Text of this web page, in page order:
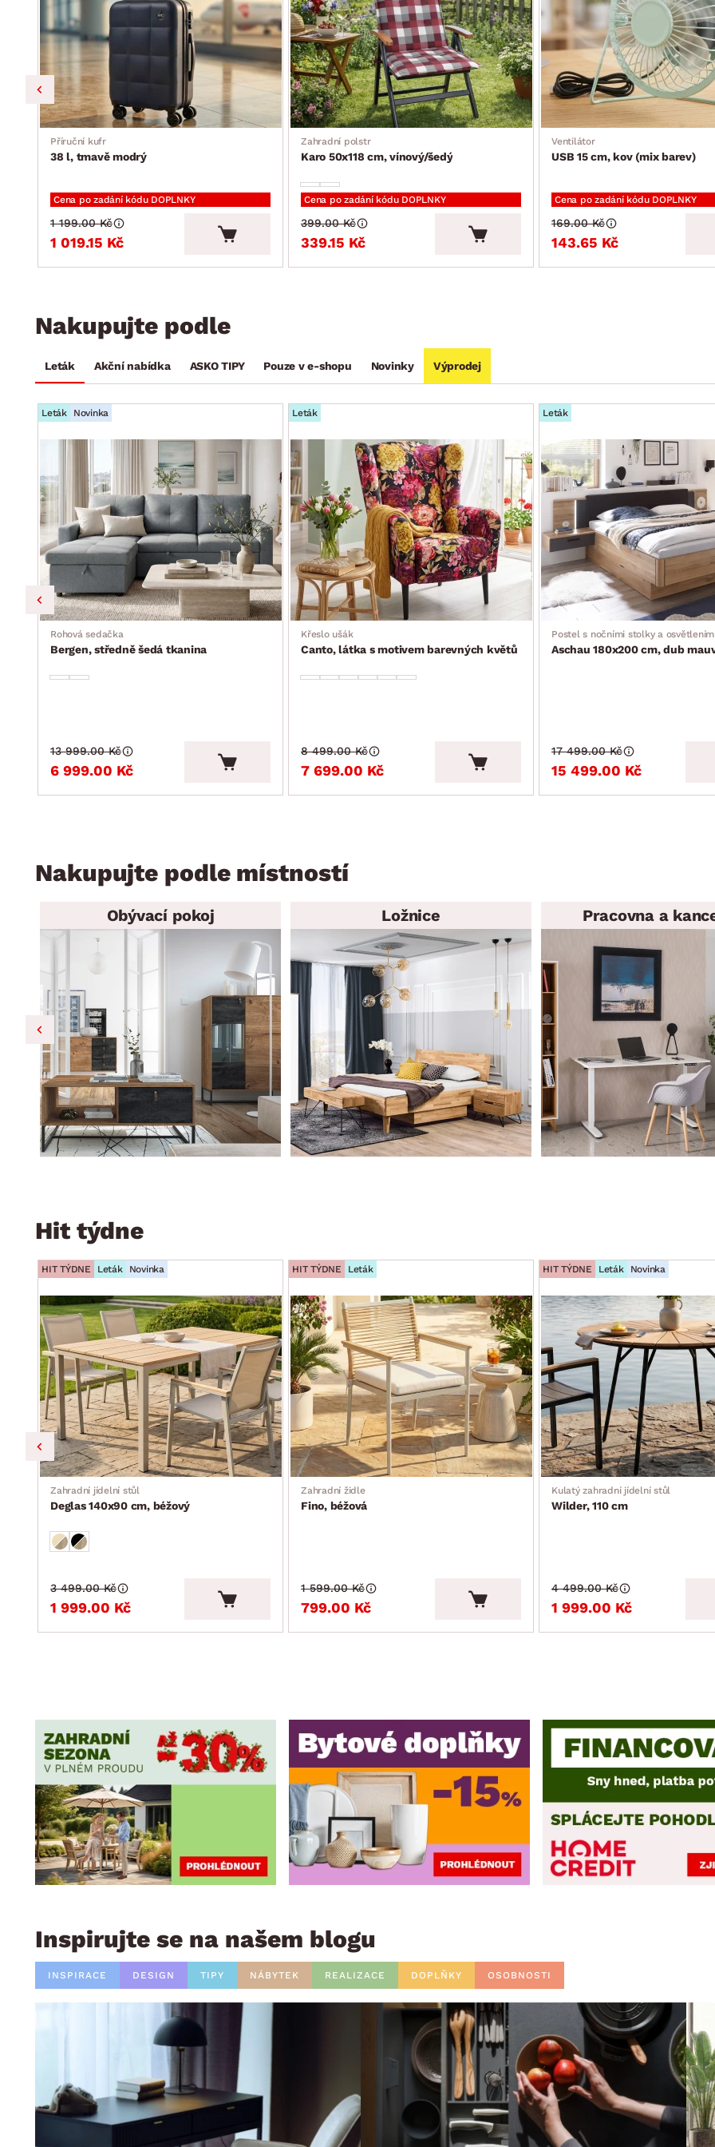
Příruční kufr
38 l, tmavě modrý
Cena po zadání kódu DOPLNKY
1 019.15 Kč
1 199.00 Kč
Zahradní polstr
Karo 50x118 cm, vínový/šedý
Cena po zadání kódu DOPLNKY
339.15 Kč
399.00 Kč
Ventilátor
USB 15 cm, kov (mix barev)
Cena po zadání kódu DOPLNKY
143.65 Kč
169.00 Kč
Nakupujte podle
Leták Akční nabídka ASKO TIPY Pouze v e-shopu Novinky Výprodej
Leták Novinka
Rohová sedačka
Bergen, středně šedá tkanina
6 999.00 Kč
13 999.00 Kč
Leták
Křeslo ušák
Canto, látka s motivem barevných květů
7 699.00 Kč
8 499.00 Kč
Leták
Postel s nočními stolky a osvětlením
Aschau 180x200 cm, dub
15 499.00 Kč
17 499.00 Kč
Nakupujte podle místností
Obývací pokoj Ložnice Pracovna a
Hit týdne
HIT TÝDNE Leták Novinka
Zahradní jídelní stůl
Deglas 140x90 cm, béžový
1 999.00 Kč
3 499.00 Kč
HIT TÝDNE Leták
Zahradní židle
Fino, béžová
799.00 Kč
1 599.00 Kč
HIT TÝDNE Leták Novinka
Kulatý zahradní jídelní stůl
Wilder, 110 cm
1 999.00 Kč
4 499.00 Kč
Inspirujte se na našem blogu
INSPIRACE DESIGN TIPY NÁBYTEK REALIZACE DOPLŇKY OSOBNOSTI